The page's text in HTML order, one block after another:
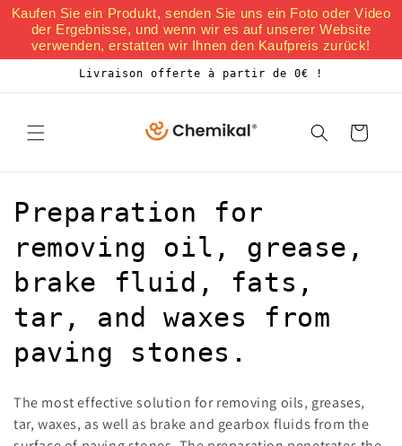
Kaufen Sie ein Produkt, senden Sie uns ein Foto oder Video
der Ergebnisse, und wenn wir es auf unserer Website
verwenden, erstatten wir Ihnen den Kaufpreis zurück!
passer
au
contenu
Livraison offerte à partir de 0€ !
Panier
C
o
l
l
e
t
Preparation for
removing oil, grease,
brake fluid, fats,
tar, and waxes from
paving stones.
The most effective solution for removing oils, greases,
tar, waxes, as well as brake and gearbox fluids from the